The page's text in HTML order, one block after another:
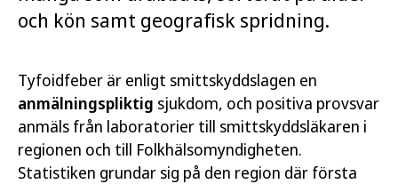
och kön samt geografisk spridning.
Tyfoidfeber är enligt smittskyddslagen en
anmälningspliktig sjukdom, och positiva provsvar
anmäls från laboratorier till smittskyddsläkaren i
regionen och till Folkhälsomyndigheten.
Statistiken grundar sig på den region där första